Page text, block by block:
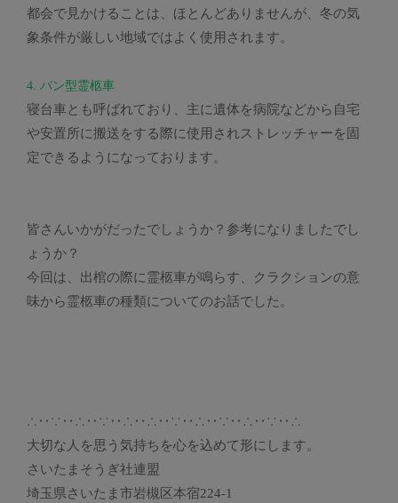
都会で見かけることは、ほとんどありませんが、冬の気
象条件が厳しい地域ではよく使用されます。
4. バン型霊柩車
寝台車とも呼ばれており、主に遺体を病院などから自宅
や安置所に搬送をする際に使用されストレッチャーを固
定できるようになっております。
皆さんいかがだったでしょうか？参考になりましたでし
ょうか？
今回は、出棺の際に霊柩車が鳴らす、クラクションの意
味から霊柩車の種類についてのお話でした。
∴‥∵‥∴‥∵‥∴‥∴‥∵‥∴‥∵‥∴‥∵‥∴
大切な人を思う気持ちを心を込めて形にします。
さいたまそうぎ社連盟
埼玉県さいたま市岩槻区本宿224-1